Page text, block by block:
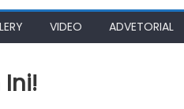
VIDEO ADVETORIAL